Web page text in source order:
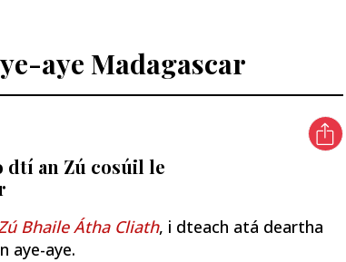
aye Madagascar
dtí an Zú cosúil le
Bhaile Átha Cliath, i dteach atá deartha
aye-aye.